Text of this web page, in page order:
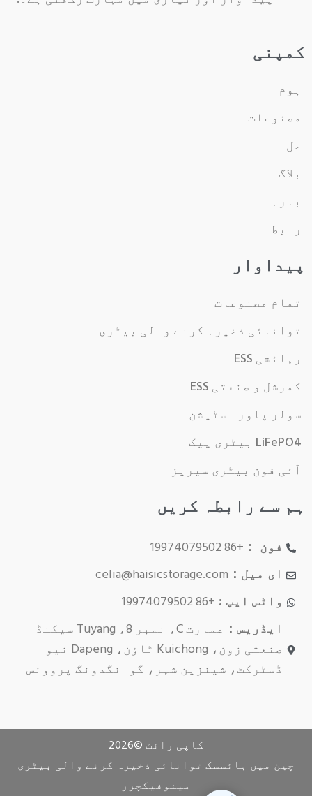
کمپنی
ہوم
مصنوعات
حل
بلاگ
بارہ
رابطہ
پیداوار
تمام مصنوعات
توانائی ذخیرہ کرنے والی بیٹری
رہائشی ESS
کمرشل و صنعتی ESS
سولر پاور اسٹیشن
LiFePO4 بیٹری پیک
آئی فون بیٹری سیریز
ہم سے رابطہ کریں
فون ： +86 19974079502
ای میل： celia@haisicstorage.com
واٹس ایپ : +86 19974079502
ایڈریس：
عمارت C، نمبر 8، Tuyang سیکنڈ
صنعتی زون، Kuichong ٹاؤن، Dapeng نیو
ڈسٹرکٹ، شینزین شہر، گوانگدونگ پروونس
کاپی رائٹ ©2026
چین میں ہائسسک توانائی ذخیرہ کرنے والی بیٹری
مینوفیکچرر